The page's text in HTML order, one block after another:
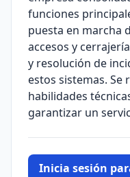
funciones
puesta en marcha
accesos y
y resolución de
estos sistemas. Se
habilidades
garantizar un
Inicia sesión